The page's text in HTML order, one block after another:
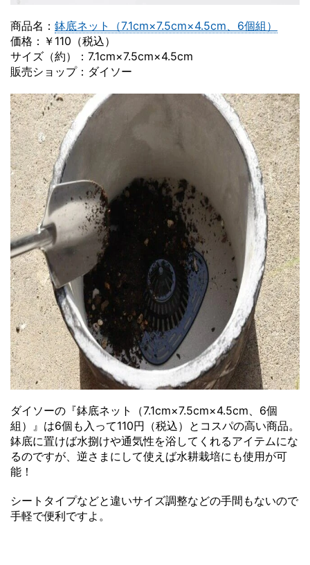
商品名： 鉢底ネット（7.1cm×7.5cm×4.5cm、6個組）
価格：￥110（税込）
サイズ（約）：7.1cm×7.5cm×4.5cm
販売ショップ：ダイソー
ダイソーの『鉢底ネット（7.1cm×7.5cm×4.5cm、6個
組）』は6個も入って110円（税込）とコスパの高い商品。
鉢底に置けば水捌けや通気性を浴してくれるアイテムにな
るのですが、逆さまにして使えば水耕栽培にも使用が可
能！
シートタイプなどと違いサイズ調整などの手間もないので
手軽で便利ですよ。